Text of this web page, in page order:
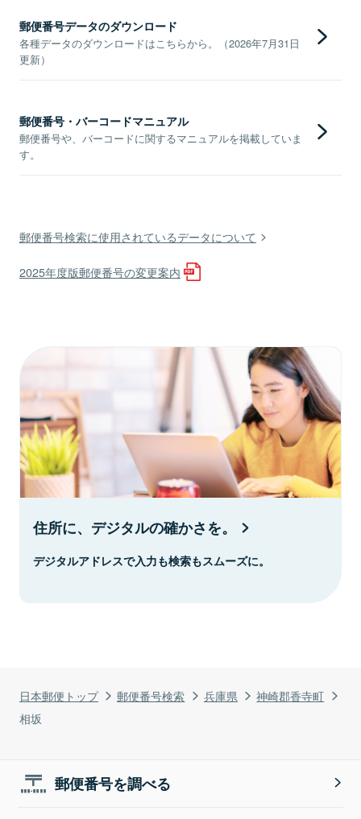
日本郵便トップ 郵便番号検索 兵庫県
神崎郡香寺町
相坂
郵便番号データのダウンロード
各種データのダウンロードはこちらから。（2026年7月31日
更新）
郵便番号・バーコードマニュアル
郵便番号や、バーコードに関するマニュアルを掲載していま
す。
郵便番号検索に使用されているデータについて
2025年度版郵便番号の変更案内
住所に、デジタルの確かさを。
デジタルアドレスで入力も検索もスムーズに。
郵便番号を調べる